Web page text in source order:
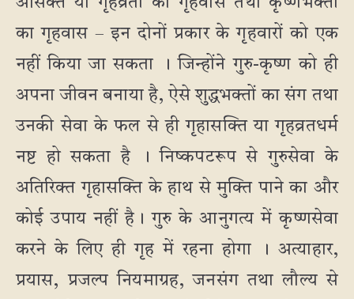
का गृहवास – इन दोनों प्रकार के गृहवारों को एक
नहीं किया जा सकता । जिन्होंने गुरु-कृष्ण को ही
अपना जीवन बनाया है, ऐसे शुद्धभक्तों का संग तथा
उनकी सेवा के फल से ही गृहासक्ति या गृहव्रतधर्म
नष्ट हो सकता है । निष्कपटरूप से गुरुसेवा के
अतिरिक्त गृहासक्ति के हाथ से मुक्ति पाने का और
कोई उपाय नहीं है। गुरु के आनुगत्य में कृष्णसेवा
करने के लिए ही गृह में रहना होगा । अत्याहार,
प्रयास, प्रजल्प नियमाग्रह, जनसंग तथा लौल्य से